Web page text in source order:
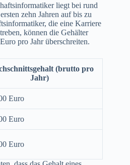
liegt bei rund
zehn Jahren auf bis zu
die eine Karriere
können die Gehälter
pro Jahr überschreiten.
(brutto pro
Jahr)
Euro
Euro
Euro